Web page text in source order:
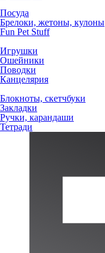
Посуда
Брелоки, жетоны, кулоны
Fun Pet Stuff
Игрушки
Ошейники
Поводки
Канцелярия
Блокноты, скетчбуки
Закладки
Ручки, карандаши
Тетради